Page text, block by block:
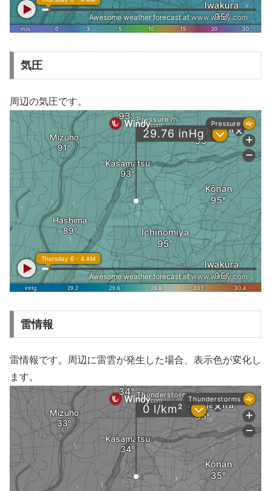
気圧
周辺の気圧です。
雷情報
雷情報です。周辺に雷雲が発生した場合、表示色が変化し
ます。